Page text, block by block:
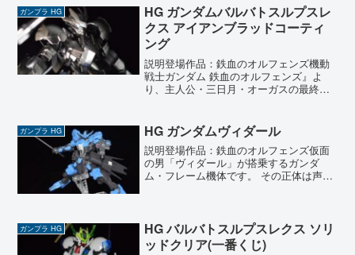
れ、その姿はより...
ガンプラ HG
HG ガンダムバルバトスルプスレ
クス アイアンブラッドコーティ
ング
説明登場作品：鉄血のオルフェンズ機動
戦士ガンダム 鉄血のオルフェンズ』よ
り、主人公・三日月・オーガスの最終機
仕様で登場。本来のホワイトを基調とし
たカラーから一転、全身が...
ガンプラ HG HG ガンダムヴィダール
説明登場作品：鉄血のオルフェンズ仮面
の男「ヴィダール」が搭乗するガンダ
ム・フレーム機体です。 その正体は声や
ーストサーベルに加え、長...
ガンプラ HG
HG バルバトスルプスレクス ソリ
ッドクリア(一番くじ)